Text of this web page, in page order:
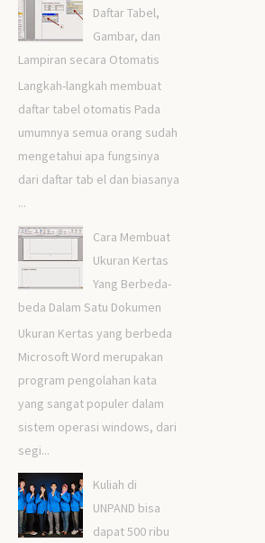
Daftar Tabel,
Gambar, dan
Lampiran secara Otomatis
Langkah-langkah membuat
daftar tabel otomatis Pada
umumnya semua orang sudah
mengetahui apa fungsinya
dari daftar tab el dan biasanya
...
Cara Membuat
Ukuran Kertas
Yang Berbeda-
beda Dalam Satu Dokumen
Ukuran Kertas yang berbeda
Microsoft Word merupakan
program pengolahan kata
yang sangat populer dalam
sistem operasi windows, dari
segi...
Kuliah di
UNPAND bisa
dapat 500 ribu